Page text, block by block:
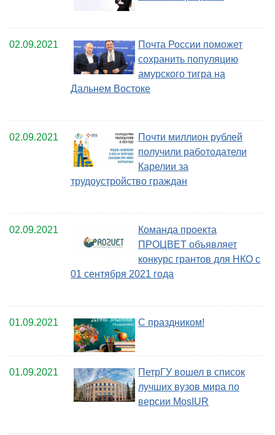
02.09.2021
Почта России поможет
сохранить популяцию
амурского тигра на
Дальнем Востоке
02.09.2021
Почти миллион рублей
получили работодатели
Карелии за
трудоустройство граждан
02.09.2021
Команда проекта
ПРОЦВЕТ объявляет
конкурс грантов для НКО с
01 сентября 2021 года
01.09.2021 С праздником!
01.09.2021
ПетрГУ вошел в список
лучших вузов мира по
версии MosIUR